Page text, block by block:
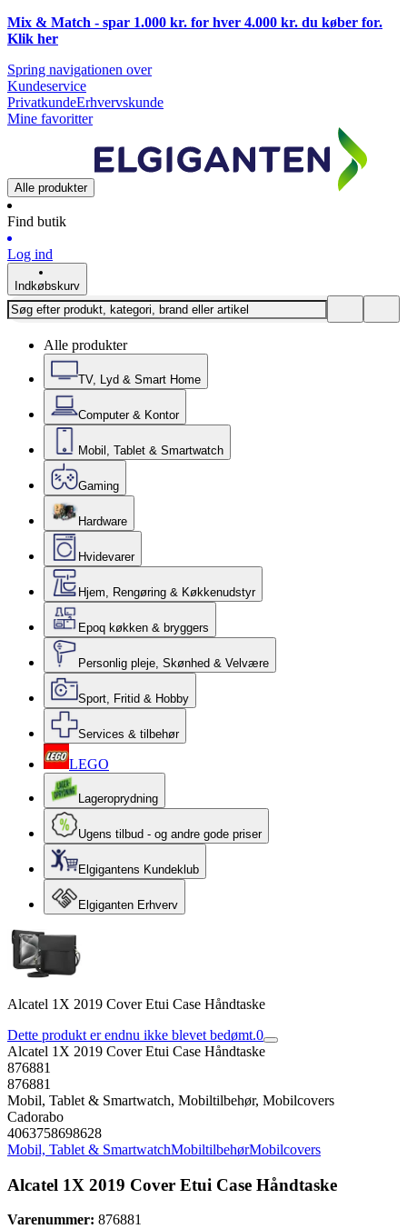
Mix & Match - spar 1.000 kr. for hver 4.000 kr. du køber for.
Klik her
Spring navigationen over
Kundeservice
PrivatkundeErhvervskunde
Mine favoritter
Alle produkter
Find butik
Log ind
Indkøbskurv
Alle produkter
TV, Lyd & Smart Home
Computer & Kontor
Mobil, Tablet & Smartwatch
Gaming
Hardware
Hvidevarer
Hjem, Rengøring & Køkkenudstyr
Epoq køkken & bryggers
Personlig pleje, Skønhed & Velvære
Sport, Fritid & Hobby
Services & tilbehør
LEGO
Lageroprydning
Ugens tilbud - og andre gode priser
Elgigantens Kundeklub
Elgiganten Erhverv
Alcatel 1X 2019 Cover Etui Case Håndtaske
Dette produkt er endnu ikke blevet bedømt.0
Alcatel 1X 2019 Cover Etui Case Håndtaske
876881
876881
Mobil, Tablet & Smartwatch, Mobiltilbehør, Mobilcovers
Cadorabo
4063758698628
Mobil, Tablet & SmartwatchMobiltilbehørMobilcovers
Alcatel 1X 2019 Cover Etui Case Håndtaske
Varenummer: 876881